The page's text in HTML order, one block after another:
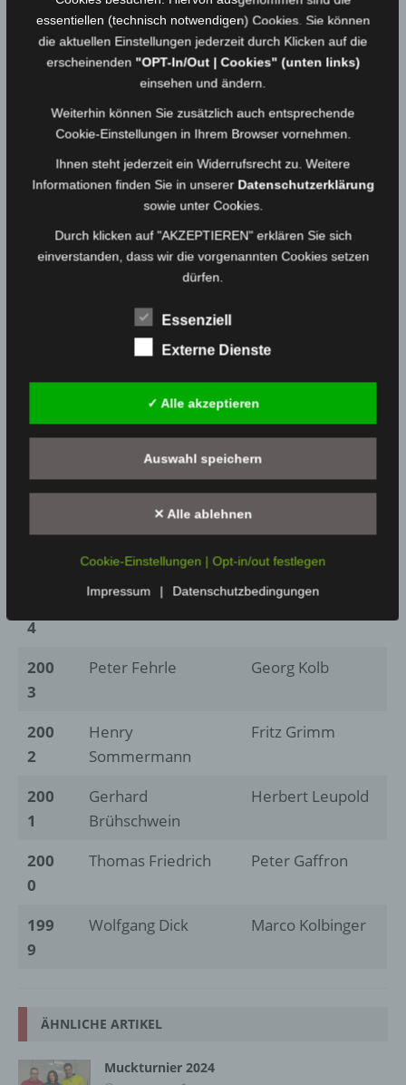
201
Werner Schaub
Henry
Sommermann
Thomas Haas Jürgen Gebhardt
1
Dieter Narr Marco Kolbinger
Michael Jahn Jürgen Hofmann
7
Roland Rank
Henry
Sommermann
200
6
Henry
Sommermann
Roland Rank
200
Wolfgang Dick Marco Kolbinger
4
Manfred Resch Peter Gaffron
200
3
Peter Fehrle Georg Kolb
200
2
Henry
Sommermann
Fritz Grimm
200
1
Gerhard
Brühschwein
Herbert Leupold
200
0
Thomas Friedrich Peter Gaffron
199
9
Wolfgang Dick Marco Kolbinger
ÄHNLICHE ARTIKEL
Muckturnier 2024
essentiellen (technisch notwendigen) Cookies. Sie können
die aktuellen Einstellungen jederzeit durch Klicken auf die
erscheinenden "OPT-In/Out | Cookies" (unten links)
einsehen und ändern.
Weiterhin können Sie zusätzlich auch entsprechende
Cookie-Einstellungen in Ihrem Browser vornehmen.
Ihnen steht jederzeit ein Widerrufsrecht zu. Weitere
Informationen finden Sie in unserer Datenschutzerklärung
sowie unter Cookies.
Durch klicken auf "AKZEPTIEREN" erklären Sie sich
einverstanden, dass wir die vorgenannten Cookies setzen
dürfen.
Essenziell
Externe Dienste
✓ Alle akzeptieren
Auswahl speichern
✕ Alle ablehnen
Cookie-Einstellungen | Opt-in/out festlegen
Impressum | Datenschutzbedingungen